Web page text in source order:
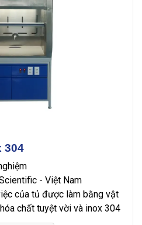
304
- Việt Nam
của tủ được làm bằng vật
chất tuyệt vời và inox 304